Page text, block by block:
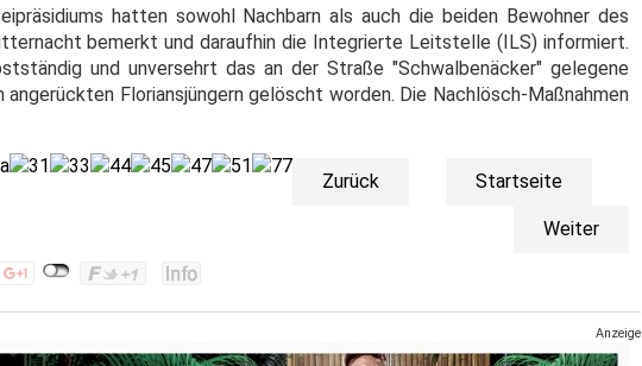
hatten sowohl Nachbarn als auch die beiden Bewohner des
bemerkt und daraufhin die Integrierte Leitstelle (ILS) informiert.
und unversehrt das an der Straße "Schwalbenäcker" gelegene
angerückten Floriansjüngern gelöscht worden. Die Nachlösch-Maßnahmen
Zurück Startseite
Weiter
Anzeige